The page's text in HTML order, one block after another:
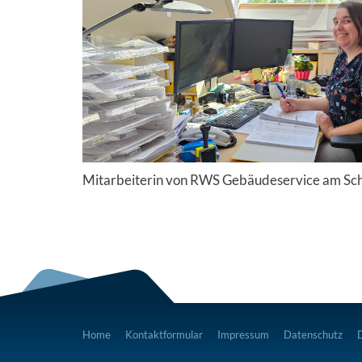
Mitarbeiterin von RWS Gebäudeservice am
Home Kontaktformular Impressum Datenschutz